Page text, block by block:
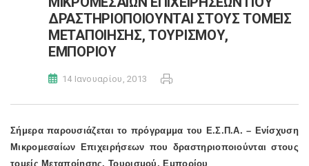
ΔΡΑΣΤΗΡΙΟΠΟΙΟΥΝΤΑΙ ΣΤΟΥΣ ΤΟΜΕΙΣ
ΜΕΤΑΠΟΙΗΣΗΣ, ΤΟΥΡΙΣΜΟΥ,
ΕΜΠΟΡΙΟΥ
14 Ιανουαρίου, 2013
Σήμερα παρουσιάζεται το πρόγραμμα του Ε.Σ.Π.Α. – Ενίσχυση
Μικρομεσαίων Επιχειρήσεων που δραστηριοποιούνται στους
τομείς Μεταποίησης, Τουρισμού, Εμπορίου